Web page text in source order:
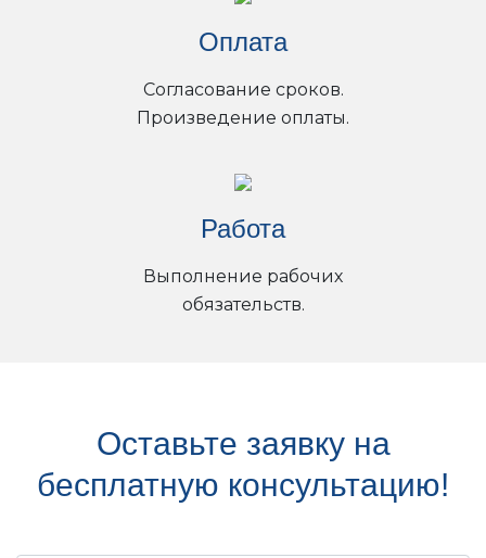
Оплата
Согласование сроков.
Произведение оплаты.
Работа
Выполнение рабочих
обязательств.
Оставьте заявку на
бесплатную консультацию!